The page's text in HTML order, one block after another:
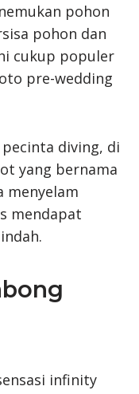
pohon
pohon dan
cukup populer
pre-wedding
diving, di
yang bernama
menyelam
mendapat
infinity